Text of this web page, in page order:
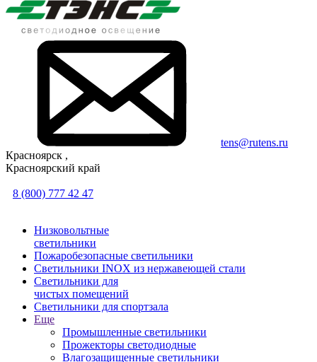
tens@rutens.ru
Красноярск ,
Красноярский край
8 (800) 777 42 47
Низковольтные
светильники
Пожаробезопасные светильники
Светильники INOX из нержавеющей стали
Светильники для
чистых помещений
Светильники для спортзала
Еще
Промышленные светильники
Прожекторы светодиодные
Влагозащищенные светильники